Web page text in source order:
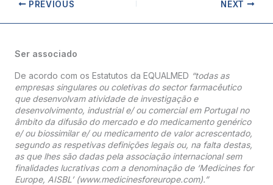
PREVIOUS NEXT
Ser associado
De acordo com os Estatutos da EQUALMED “todas as
empresas singulares ou coletivas do sector farmacêutico
que desenvolvam atividade de investigação e
desenvolvimento, industrial e/ ou comercial em Portugal no
âmbito da difusão do mercado e do medicamento genérico
e/ ou biossimilar e/ ou medicamento de valor acrescentado,
segundo as respetivas definições legais ou, na falta destas,
as que lhes são dadas pela associação internacional sem
finalidades lucrativas com a denominação de ‘Medicines for
Europe, AISBL’ (www.medicinesforeurope.com).”